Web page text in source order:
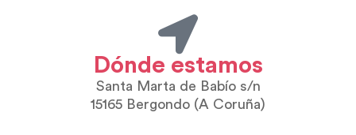
Dónde estamos
Santa Marta de Babío s/n
15165 Bergondo (A Coruña)